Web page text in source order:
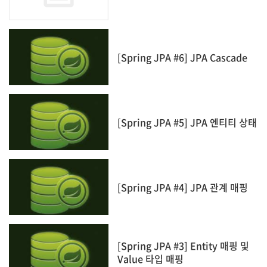
[Spring JPA #6] JPA Cascade
[Spring JPA #5] JPA 엔티티 상태
[Spring JPA #4] JPA 관계 매핑
[Spring JPA #3] Entity 매핑 및
Value 타입 매핑